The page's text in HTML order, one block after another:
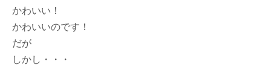
かわいい！
かわいいのです！
だが
しかし・・・